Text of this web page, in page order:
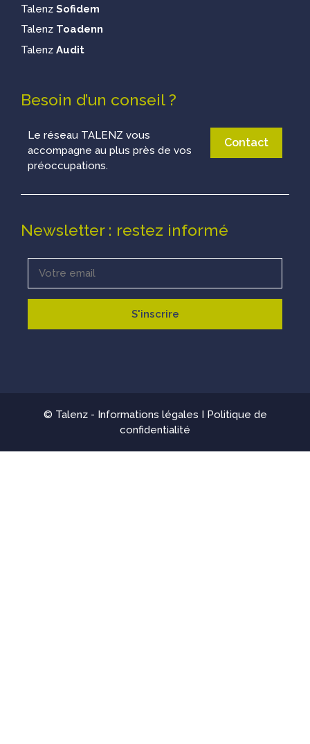
Talenz Sofidem
Talenz Toadenn
Talenz Audit
Besoin d’un conseil ?
Le réseau TALENZ vous
accompagne au plus près de vos
préoccupations.
Contact
Newsletter : restez informé
© Talenz - Informations légales I Politique de
confidentialité